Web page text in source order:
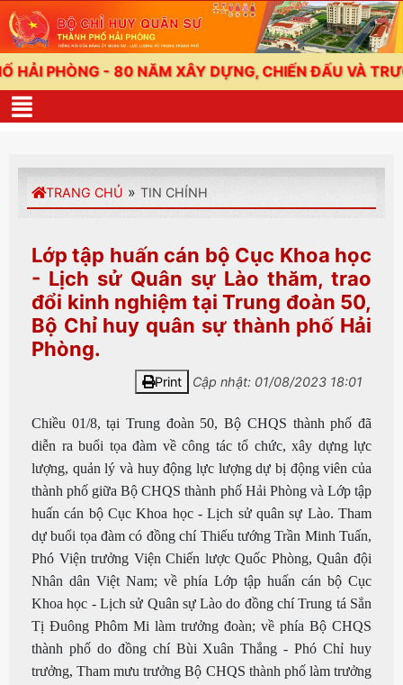
- 80 NĂM XÂY DỰNG, CHIẾN ĐẤU VÀ TRƯỞNG
TRANG CHỦ » TIN CHÍNH
Lớp tập huấn cán bộ Cục Khoa học
- Lịch sử Quân sự Lào thăm, trao
đổi kinh nghiệm tại Trung đoàn 50,
Bộ Chỉ huy quân sự thành phố Hải
Phòng.
Print Cập nhật: 01/08/2023 18:01
Chiều 01/8, tại Trung đoàn 50, Bộ CHQS thành phố đã
diễn ra buổi tọa đàm về công tác tổ chức, xây dựng lực
lượng, quản lý và huy động lực lượng dự bị động viên của
thành phố giữa Bộ CHQS thành phố Hải Phòng và Lớp tập
huấn cán bộ Cục Khoa học - Lịch sử quân sự Lào. Tham
dự buổi tọa đàm có đồng chí Thiếu tướng Trần Minh Tuấn,
Phó Viện trưởng Viện Chiến lược Quốc Phòng, Quân đội
Nhân dân Việt Nam; về phía Lớp tập huấn cán bộ Cục
Khoa học - Lịch sử Quân sự Lào do đồng chí Trung tá Sẳn
Tị Đuông Phôm Mi làm trưởng đoàn; về phía Bộ CHQS
thành phố do đồng chí Bùi Xuân Thắng - Phó Chỉ huy
trưởng, Tham mưu trưởng Bộ CHQS thành phố làm trưởng